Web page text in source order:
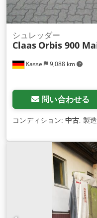
Kassel 9,088 km
シュレッダー
Claas Orbis 900
問い合わせる
コンディション: 中古, 製